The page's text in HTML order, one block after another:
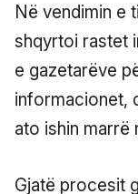
Në vendimin e
shqyrtoi rastet
e gazetarëve
informacionet,
ato ishin marrë
Gjatë procesit